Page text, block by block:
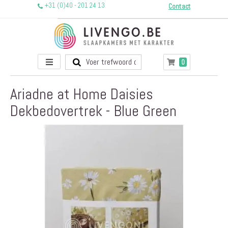
+31 (0)40 - 201 24 13 Contact
Toggle
Nav
Winkelwagen
0producten
Ariadne at Home Daisies
Dekbedovertrek - Blue Green